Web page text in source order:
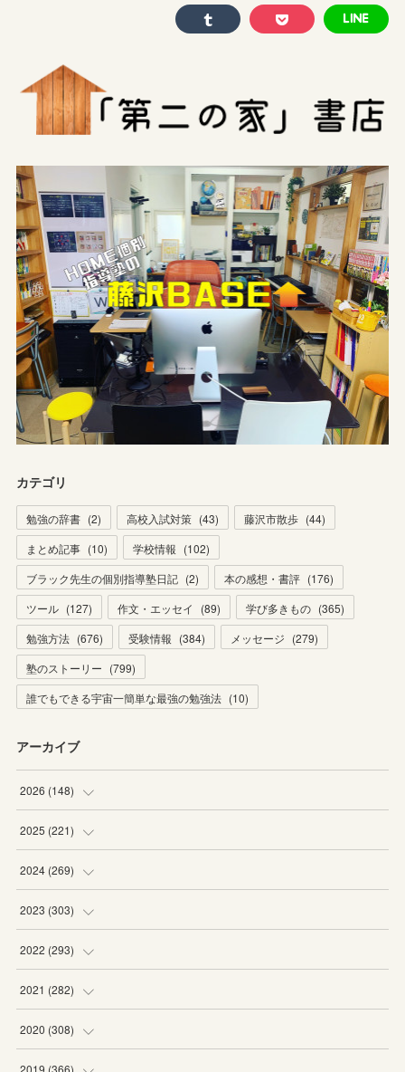
カテゴリ
勉強の辞書 (2) 高校入試対策 (43) 藤沢市散歩 (44)
まとめ記事 (10) 学校情報 (102)
ブラック先生の個別指導塾日記 (2) 本の感想・書評 (176)
ツール (127) 作文・エッセイ (89) 学び多きもの (365)
勉強方法 (676) 受験情報 (384) メッセージ (279)
塾のストーリー (799)
誰でもできる宇宙一簡単な最強の勉強法 (10)
アーカイブ
2026 (148)
(6)
(22
(20
(19
2025 (221)
(19
(20
(19
(20
2024 (269)
(16
(16
(21
(20
2023 (303)
(27
(25
(29
(25
2022 (293)
(18
(27
(26
2021 (282)
(19
(23
2020 (308)
(22